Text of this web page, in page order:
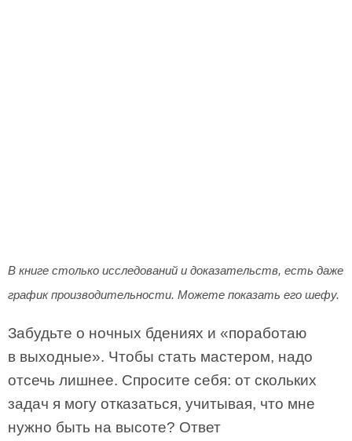
В книге столько исследований и доказательств, есть даже
график производительности. Можете показать его шефу.
Забудьте о ночных бдениях и «поработаю
в выходные». Чтобы стать мастером, надо
отсечь лишнее. Спросите себя: от скольких
задач я могу отказаться, учитывая, что мне
нужно быть на высоте? Ответ